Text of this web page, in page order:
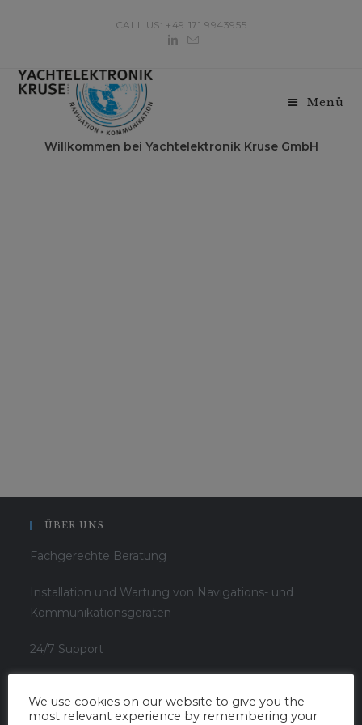
CALL US: +49 171 9943955
Menü
Willkommen bei Yachtelektronik Kruse GmbH
ÜBER UNS
Fachgerechte Beratung
Installation und Wartung von Navigations- und
Kommunikationsgeräten
24/7 Support
We use cookies on our website to give you the
most relevant experience by remembering your